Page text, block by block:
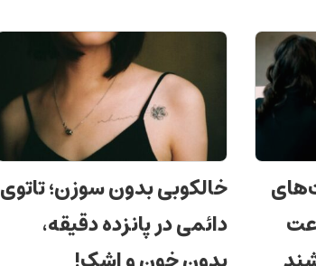
خالکوبی بدون سوزن؛ تاتوی
دائمی در پانزده دقیقه،